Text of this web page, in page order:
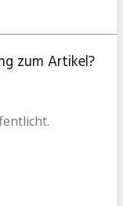
zum Artikel?